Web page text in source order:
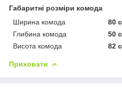
Габаритні розміри комода
Ширина комода
80
Глибина комода
50
Висота комода
82
Приховати